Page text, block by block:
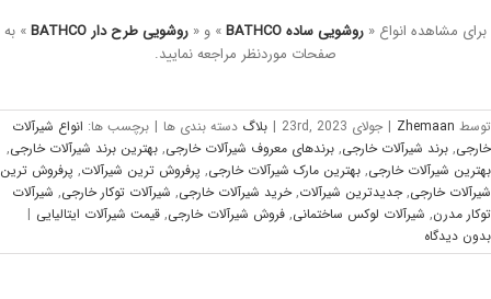
مشاهده انواع «روشویی ساده BATHCO » و «روشویی طرح دار BATHCO
» به
صفحات موردنظر مراجعه نمایید.
Zhemaan
| جولای 23rd, 2023 | بلاگدسته بندی ها | برچسب ها:انواع شیرآلات
,برند شیرآلات خارجی,برندهای معروف شیرآلات خارجی,بهترین برند شیرآلات خارجی,
شیرآلات خارجی,بهترین مارک شیرآلات خارجی,پرفروش ترین شیرآلات,پرفروش ترین
خارجی,جدیدترین شیرآلات,خرید شیرآلات خارجی,شیرآلات توکار خارجی,شیرآلات
مدرن,شیرآلات لوکس ساختمانی,فروش شیرآلات خارجی,قیمت شیرآلات ایتالیایی |
ديدگاه